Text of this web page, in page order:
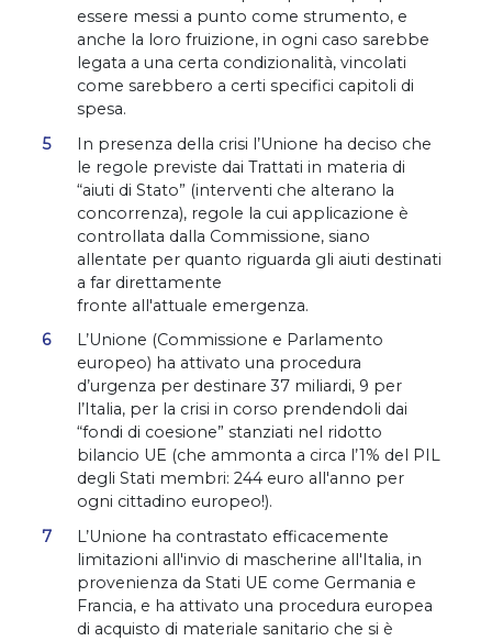
essere messi a punto come strumento, e
anche la loro fruizione, in ogni caso sarebbe
legata a una certa condizionalità, vincolati
come sarebbero a certi specifici capitoli di
spesa.
In presenza della crisi l’Unione ha deciso che
le regole previste dai Trattati in materia di
“aiuti di Stato” (interventi che alterano la
concorrenza), regole la cui applicazione è
controllata dalla Commissione, siano
allentate per quanto riguarda gli aiuti destinati
a far direttamente
fronte all'attuale emergenza.
L’Unione (Commissione e Parlamento
europeo) ha attivato una procedura
d’urgenza per destinare 37 miliardi, 9 per
l’Italia, per la crisi in corso prendendoli dai
“fondi di coesione” stanziati nel ridotto
bilancio UE (che ammonta a circa l’1% del PIL
degli Stati membri: 244 euro all'anno per
ogni cittadino europeo!).
L’Unione ha contrastato efficacemente
limitazioni all'invio di mascherine all'Italia, in
provenienza da Stati UE come Germania e
Francia, e ha attivato una procedura europea
di acquisto di materiale sanitario che si è